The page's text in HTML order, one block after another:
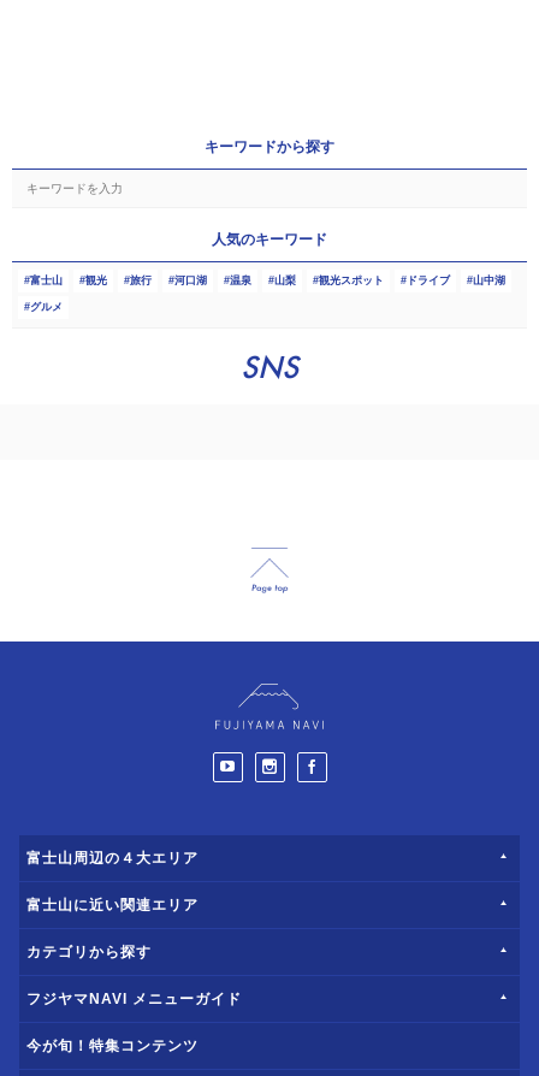
キーワードから探す
人気のキーワード
富士山 観光 旅行 河口湖 温泉 山梨 観光スポット ドライブ 山中湖
グルメ
SNS
富士山周辺の４大エリア
富士山に近い関連エリア
カテゴリから探す
フジヤマNAVI メニューガイド
今が旬！特集コンテンツ